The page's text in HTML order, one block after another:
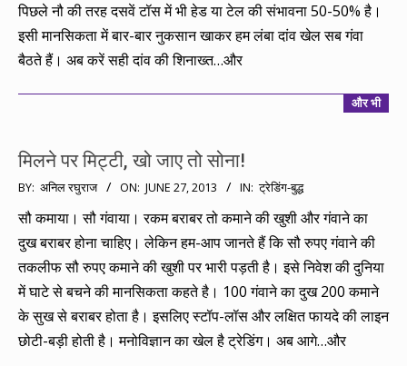
पिछले नौ की तरह दसवें टॉस में भी हेड या टेल की संभावना 50-50% है।
इसी मानसिकता में बार-बार नुकसान खाकर हम लंबा दांव खेल सब गंवा
बैठते हैं। अब करें सही दांव की शिनाख्त…और
और भी
मिलने पर मिट्टी, खो जाए तो सोना!
2013-
06-
BY: अनिल रघुराज ON: JUNE 27, 2013 IN: ट्रेडिंग-बुद्ध
सौ कमाया। सौ गंवाया। रकम बराबर तो कमाने की खुशी और गंवाने का
दुख बराबर होना चाहिए। लेकिन हम-आप जानते हैं कि सौ रुपए गंवाने की
तकलीफ सौ रुपए कमाने की खुशी पर भारी पड़ती है। इसे निवेश की दुनिया
में घाटे से बचने की मानसिकता कहते है। 100 गंवाने का दुख 200 कमाने
के सुख से बराबर होता है। इसलिए स्टॉप-लॉस और लक्षित फायदे की लाइन
छोटी-बड़ी होती है। मनोविज्ञान का खेल है ट्रेडिंग। अब आगे…और